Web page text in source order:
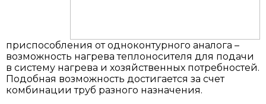
приспособления от одноконтурного аналога –
возможность нагрева теплоносителя для подачи
в систему нагрева и хозяйственных потребностей.
Подобная возможность достигается за счет
комбинации труб разного назначения.